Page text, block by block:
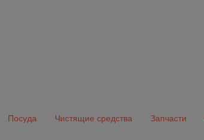
Посуда Чистящие средства Запчасти